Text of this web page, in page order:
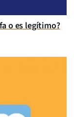
o es legítimo?